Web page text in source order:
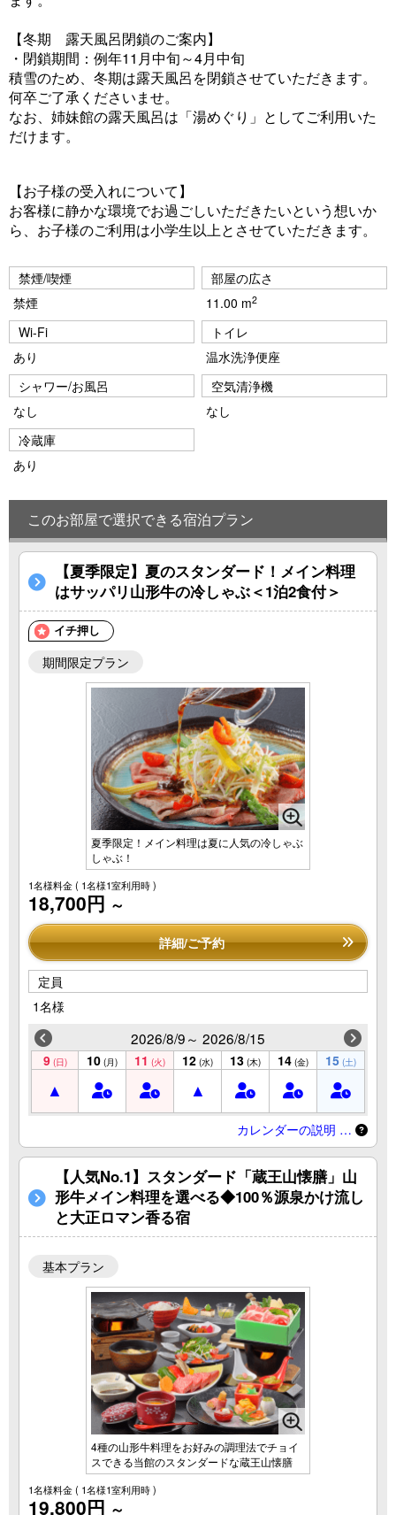
【冬期 露天風呂閉鎖のご案内】
・閉鎖期間：例年11月中旬～4月中旬
積雪のため、冬期は露天風呂を閉鎖させていただきます。
何卒ご了承くださいませ。
なお、姉妹館の露天風呂は「湯めぐり」としてご利用いた
だけます。
【お子様の受入れについて】
お客様に静かな環境でお過ごしいただきたいという想いか
ら、お子様のご利用は小学生以上とさせていただきます。
禁煙/喫煙
禁煙
部屋の広さ
11.00 m2
Wi-Fi
あり
トイレ
温水洗浄便座
シャワー/お風呂
なし
空気清浄機
なし
冷蔵庫
あり
このお部屋で選択できる宿泊プラン
【夏季限定】夏のスタンダード！メイン料理
はサッパリ山形牛の冷しゃぶ＜1泊2食付＞
イチ押し
期間限定プラン
夏季限定！メイン料理は夏に人気の冷しゃぶ
しゃぶ！
1名様料金( 1名様1室利用時 )
18,700円 ～
詳細/ご予約
定員
1名様
2026/8/9～ 2026/8/15
9 (日) 10 (月) 11 (火) 12 (水) 13 (木) 14 (金) 15 (土)
カレンダーの説明 …
【人気No.1】スタンダード「蔵王山懐膳」山
形牛メイン料理を選べる◆100％源泉かけ流し
と大正ロマン香る宿
基本プラン
4種の山形牛料理をお好みの調理法でチョイ
スできる当館のスタンダードな蔵王山懐膳
1名様料金( 1名様1室利用時 )
19,800円 ～